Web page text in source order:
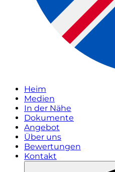
Heim
Medien
In der Nähe
Dokumente
Angebot
Über uns
Bewertungen
Kontakt